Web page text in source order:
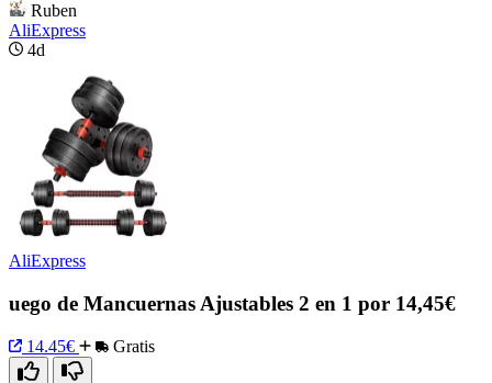
Ruben
AliExpress
4d
AliExpress
uego de Mancuernas Ajustables 2 en 1 por 14,45€
14.45€ Gratis